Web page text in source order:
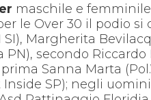
maschile e
le Over 30 il podio
SI), Margherita
secondo
Sanna Marta
Inside SP); negli